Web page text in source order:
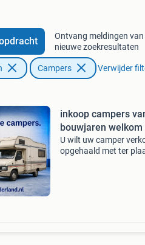
Ontvang meldingen van
nieuwe zoekresultaten
Campers Verwijder
inkoop campers
bouwjaren welkom
U wilt uw camper
opgehaald met ter